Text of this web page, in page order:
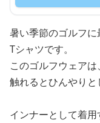
暑い季節のゴルフ
Tシャツです。
このゴルフウェア
触れるとひんやりと
インナーとして着